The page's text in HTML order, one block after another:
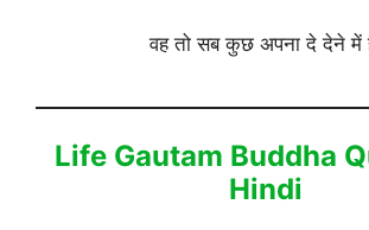
वह तो सब कुछ अपना दे देने में
Life Gautam Buddha
Hindi